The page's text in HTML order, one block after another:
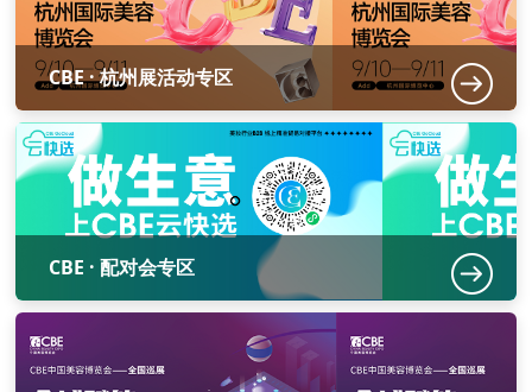
CBE · 杭州展活动专区
CBE · 配对会专区